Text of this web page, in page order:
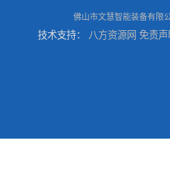
佛山市文慧智能装备有限
技术支持： 八方资源网 免责声